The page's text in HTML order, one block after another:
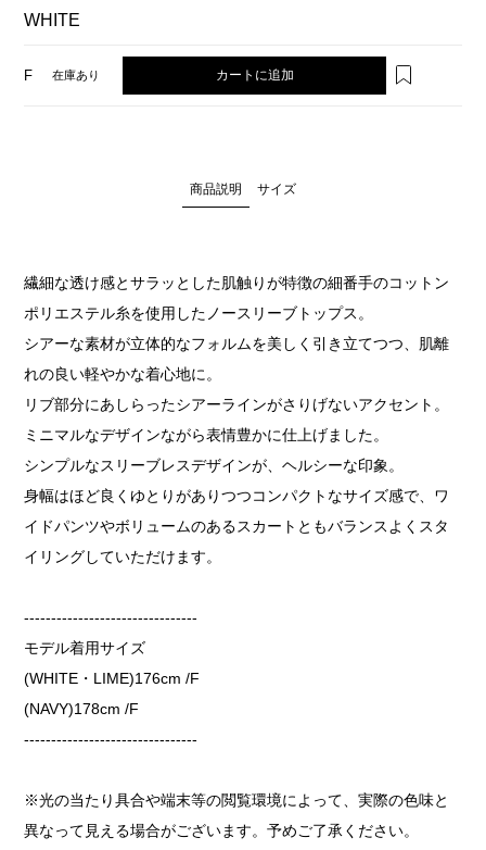
WHITE
F 在庫あり カートに追加
商品説明 サイズ
繊細な透け感とサラッとした肌触りが特徴の細番手のコットン
ポリエステル糸を使用したノースリーブトップス。
シアーな素材が立体的なフォルムを美しく引き立てつつ、肌離
れの良い軽やかな着心地に。
リブ部分にあしらったシアーラインがさりげないアクセント。
ミニマルなデザインながら表情豊かに仕上げました。
シンプルなスリーブレスデザインが、ヘルシーな印象。
身幅はほど良くゆとりがありつつコンパクトなサイズ感で、ワ
イドパンツやボリュームのあるスカートともバランスよくスタ
イリングしていただけます。
--------------------------------
モデル着用サイズ
(WHITE・LIME)176cm /F
(NAVY)178cm /F
--------------------------------
※光の当たり具合や端末等の閲覧環境によって、実際の色味と
異なって見える場合がございます。予めご了承ください。